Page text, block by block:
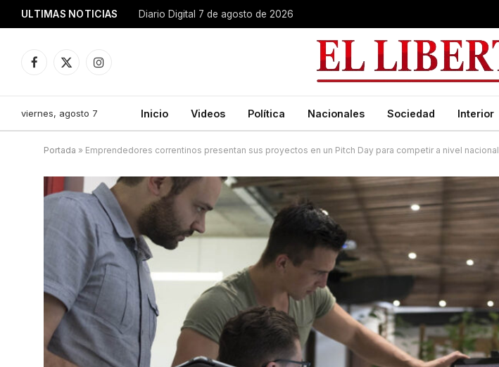
ULTIMAS NOTICIAS Diario Digital 7 de agosto de 2026
Facebook
X
Instagram
viernes, agosto 7 Inicio Videos Política Nacionales Sociedad Interior
Portada » Emprendedores correntinos presentan sus proyectos en un Pitch Day para competir a nivel nacional